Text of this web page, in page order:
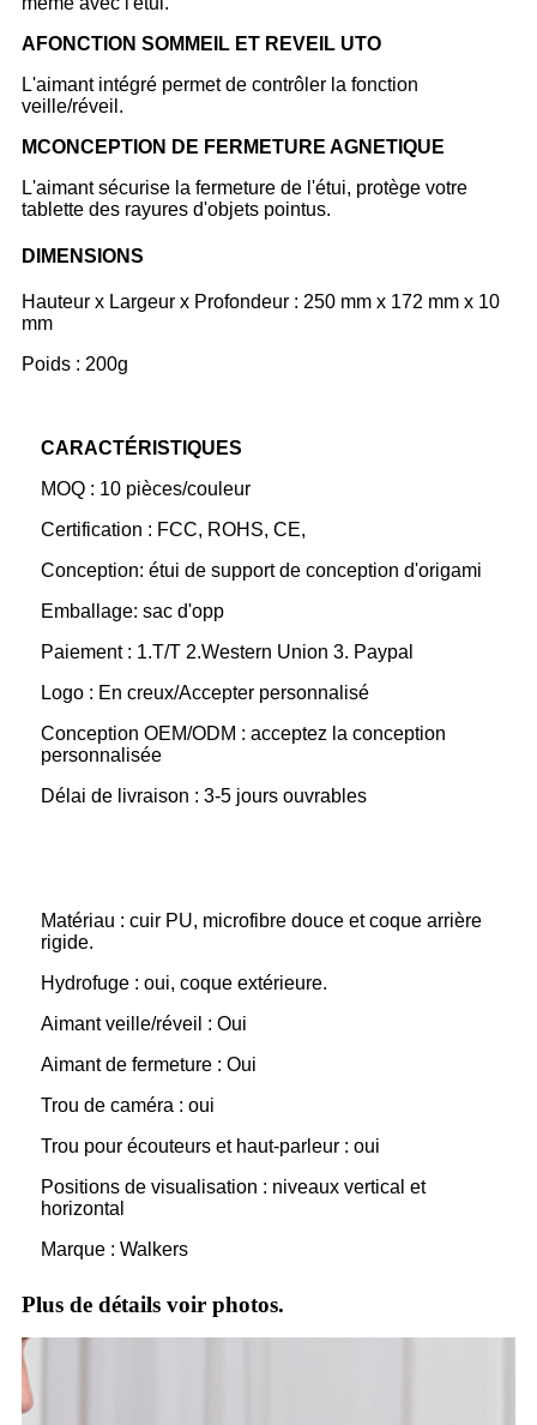
A FONCTION SOMMEIL ET REVEIL UTO
L'aimant intégré permet de contrôler la fonction
veille/réveil.
MCONCEPTION DE FERMETURE AGNETIQUE
L'aimant sécurise la fermeture de l'étui, protège votre
tablette des rayures d'objets pointus.
DIMENSIONS
Hauteur x Largeur x Profondeur : 250 mm x 172 mm x 10
mm
Poids : 200g
CARACTÉRISTIQUES
MOQ : 10 pièces/couleur
Certification : FCC, ROHS, CE,
Conception: étui de support de conception d'origami
Emballage: sac d'opp
Paiement : 1.T/T 2.Western Union 3. Paypal
Logo : En creux/Accepter personnalisé
Conception OEM/ODM : acceptez la conception
personnalisée
Délai de livraison : 3-5 jours ouvrables
Matériau : cuir PU, microfibre douce et coque arrière
rigide.
Hydrofuge : oui, coque extérieure.
Aimant veille/réveil : Oui
Aimant de fermeture : Oui
Trou de caméra : oui
Trou pour écouteurs et haut-parleur : oui
Positions de visualisation : niveaux vertical et
horizontal
Marque : Walkers
Plus de détails voir photos.